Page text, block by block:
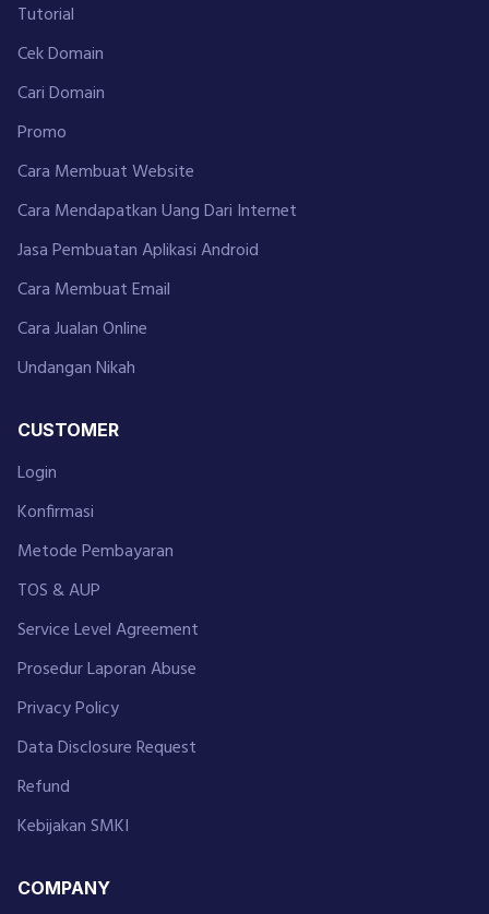
Tutorial
Cek Domain
Cari Domain
Promo
Cara Membuat Website
Cara Mendapatkan Uang Dari Internet
Jasa Pembuatan Aplikasi Android
Cara Membuat Email
Cara Jualan Online
Undangan Nikah
CUSTOMER
Login
Konfirmasi
Metode Pembayaran
TOS & AUP
Service Level Agreement
Prosedur Laporan Abuse
Privacy Policy
Data Disclosure Request
Refund
Kebijakan SMKI
COMPANY